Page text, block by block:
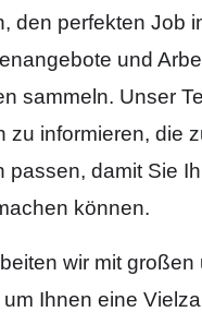
den perfekten Job
und
sammeln. Unser
zu informieren, die
passen, damit Sie
können.
wir mit
Ihnen eine